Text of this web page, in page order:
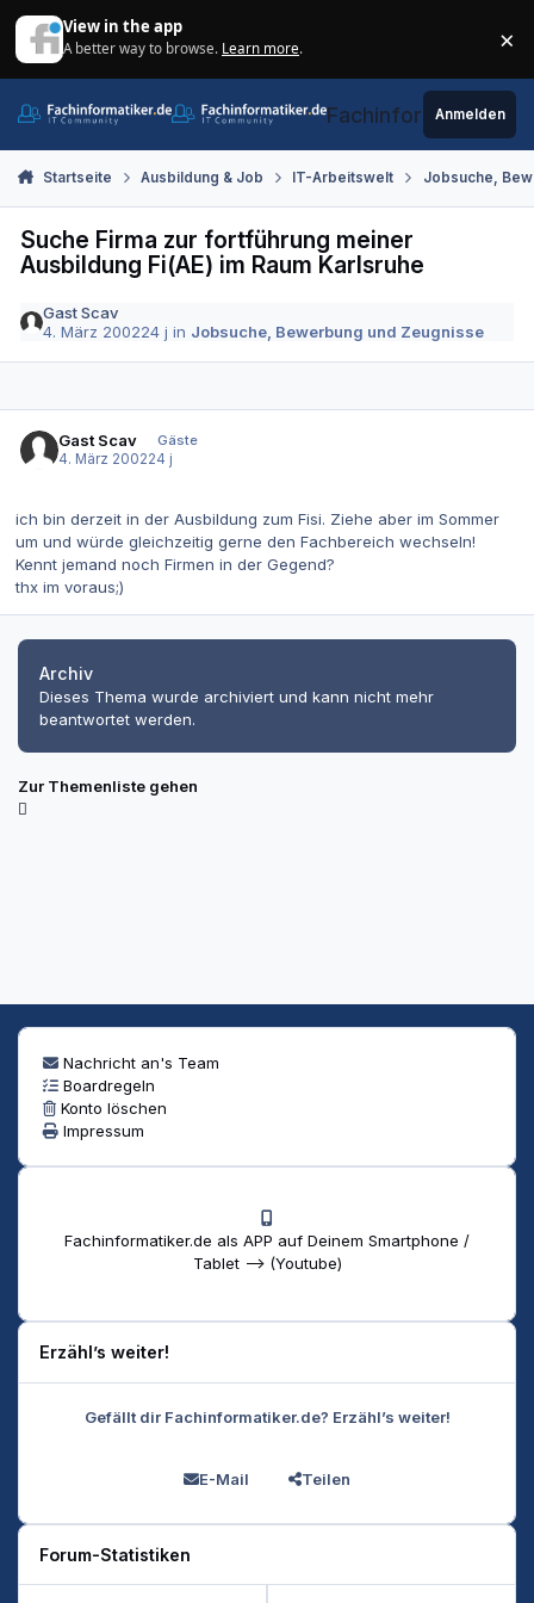
View in the app
A better way to browse. Learn more. ×
Fachinformatiker.de
Anmelden
Startseite Ausbildung & Job IT-Arbeitswelt Jobsuche,
Suche Firma zur fortführung meiner
Ausbildung Fi(AE) im Raum Karlsruhe
Gast Scav
4. März 200224 j in Jobsuche, Bewerbung und Zeugnisse
Gast Scav
Gäste
4. März 200224 j
ich bin derzeit in der Ausbildung zum Fisi. Ziehe aber im Sommer
um und würde gleichzeitig gerne den Fachbereich wechseln!
Kennt jemand noch Firmen in der Gegend?
thx im voraus;)
Archiv
Dieses Thema wurde archiviert und kann nicht mehr
beantwortet werden.
Zur Themenliste gehen
Nachricht an's Team
Boardregeln
Konto löschen
Impressum
Fachinformatiker.de als APP auf Deinem Smartphone /
Tablet --> (Youtube)
Erzähl’s weiter!
Gefällt dir Fachinformatiker.de? Erzähl’s weiter!
E-Mail Teilen
Forum-Statistiken